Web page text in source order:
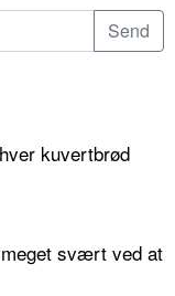
kuvertbrød
svært ved at